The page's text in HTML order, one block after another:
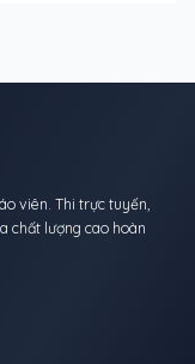
viên. Thi trực tuyến,
chất lượng cao hoàn